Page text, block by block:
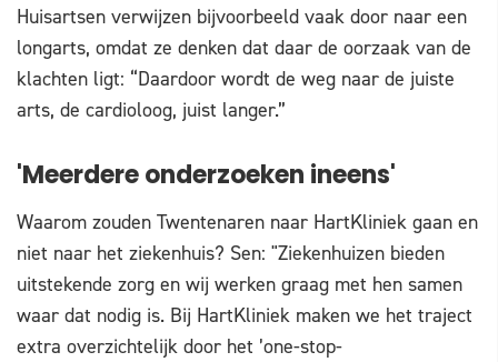
Huisartsen verwijzen bijvoorbeeld vaak door naar een
longarts, omdat ze denken dat daar de oorzaak van de
klachten ligt: “Daardoor wordt de weg naar de juiste
arts, de cardioloog, juist langer.”
'Meerdere onderzoeken ineens'
Waarom zouden Twentenaren naar HartKliniek gaan en
niet naar het ziekenhuis? Sen: "Ziekenhuizen bieden
uitstekende zorg en wij werken graag met hen samen
waar dat nodig is. Bij HartKliniek maken we het traject
extra overzichtelijk door het ’one-stop-